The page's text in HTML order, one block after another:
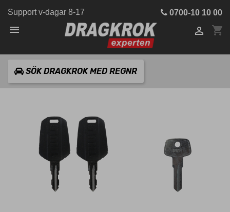
Support v-dagar 8-17 0700-10 10 00
 shopping_cart

SÖK DRAGKROK MED REGNR